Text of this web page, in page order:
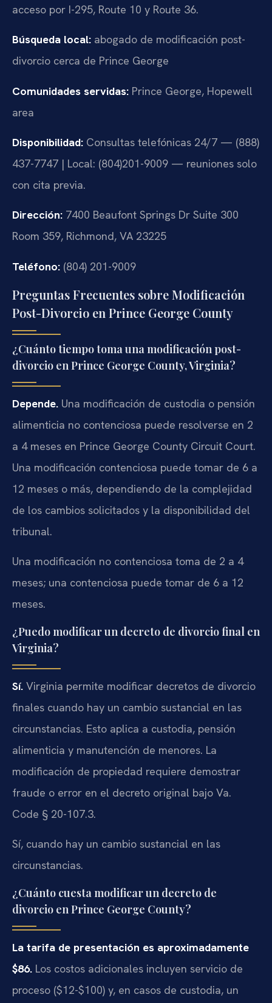
acceso por I-295, Route 10 y Route 36.
Búsqueda local: abogado de modificación post-
divorcio cerca de Prince George
Comunidades servidas: Prince George, Hopewell
area
Disponibilidad: Consultas telefónicas 24/7 — (888)
437-7747 | Local: (804)201-9009 — reuniones solo
con cita previa.
Dirección: 7400 Beaufont Springs Dr Suite 300
Room 359, Richmond, VA 23225
Teléfono: (804) 201-9009
Preguntas Frecuentes sobre Modificación
Post-Divorcio en Prince George County
¿Cuánto tiempo toma una modificación post-
divorcio en Prince George County, Virginia?
Depende. Una modificación de custodia o pensión
alimenticia no contenciosa puede resolverse en 2
a 4 meses en Prince George County Circuit Court.
Una modificación contenciosa puede tomar de 6 a
12 meses o más, dependiendo de la complejidad
de los cambios solicitados y la disponibilidad del
tribunal.
Una modificación no contenciosa toma de 2 a 4
meses; una contenciosa puede tomar de 6 a 12
meses.
¿Puedo modificar un decreto de divorcio final en
Virginia?
Sí. Virginia permite modificar decretos de divorcio
finales cuando hay un cambio sustancial en las
circunstancias. Esto aplica a custodia, pensión
alimenticia y manutención de menores. La
modificación de propiedad requiere demostrar
fraude o error en el decreto original bajo Va.
Code § 20-107.3.
Sí, cuando hay un cambio sustancial en las
circunstancias.
¿Cuánto cuesta modificar un decreto de
divorcio en Prince George County?
La tarifa de presentación es aproximadamente
$86. Los costos adicionales incluyen servicio de
proceso ($12-$100) y, en casos de custodia, un